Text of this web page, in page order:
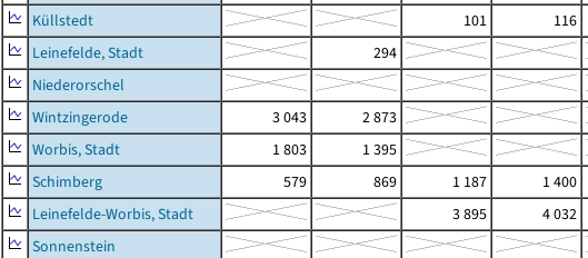
Küllstedt
101 116
Leinefelde, Stadt
294
Niederorschel
Wintzingerode
3 043
2 873
Worbis, Stadt
1 803
1 395
Schimberg
579 869 1 187 1 400
Leinefelde-Worbis, Stadt
3 895 4 032
Sonnenstein